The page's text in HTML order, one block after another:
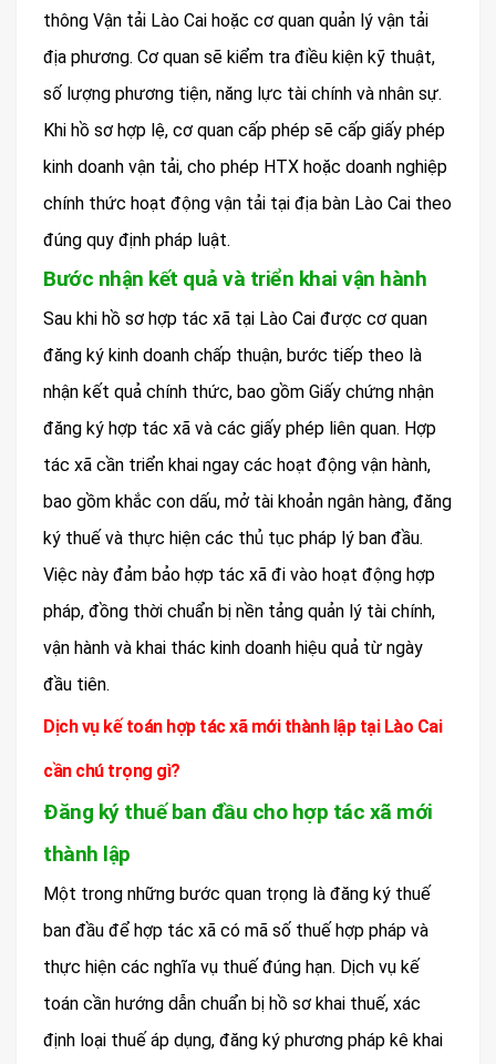
thông Vận tải Lào Cai hoặc cơ quan quản lý vận tải
địa phương. Cơ quan sẽ kiểm tra điều kiện kỹ thuật,
số lượng phương tiện, năng lực tài chính và nhân sự.
Khi hồ sơ hợp lệ, cơ quan cấp phép sẽ cấp giấy phép
kinh doanh vận tải, cho phép HTX hoặc doanh nghiệp
chính thức hoạt động vận tải tại địa bàn Lào Cai theo
đúng quy định pháp luật.
Bước nhận kết quả và triển khai vận hành
Sau khi hồ sơ hợp tác xã tại Lào Cai được cơ quan
đăng ký kinh doanh chấp thuận, bước tiếp theo là
nhận kết quả chính thức, bao gồm Giấy chứng nhận
đăng ký hợp tác xã và các giấy phép liên quan. Hợp
tác xã cần triển khai ngay các hoạt động vận hành,
bao gồm khắc con dấu, mở tài khoản ngân hàng, đăng
ký thuế và thực hiện các thủ tục pháp lý ban đầu.
Việc này đảm bảo hợp tác xã đi vào hoạt động hợp
pháp, đồng thời chuẩn bị nền tảng quản lý tài chính,
vận hành và khai thác kinh doanh hiệu quả từ ngày
đầu tiên.
Dịch vụ kế toán hợp tác xã mới thành lập tại Lào Cai
cần chú trọng gì?
Đăng ký thuế ban đầu cho hợp tác xã mới
thành lập
Một trong những bước quan trọng là đăng ký thuế
ban đầu để hợp tác xã có mã số thuế hợp pháp và
thực hiện các nghĩa vụ thuế đúng hạn. Dịch vụ kế
toán cần hướng dẫn chuẩn bị hồ sơ khai thuế, xác
định loại thuế áp dụng, đăng ký phương pháp kê khai